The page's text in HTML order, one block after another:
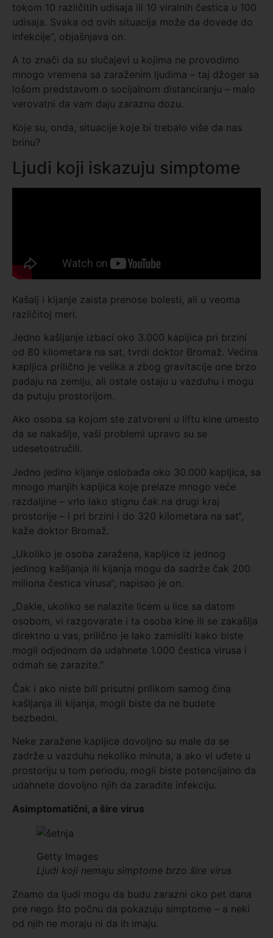
tokom 10 različitih udisaja ili 10 viralnih čestica u 100
udisaja. Svaka od ovih situacija može da dovede do
infekcije“, objašnjava on.
A to znači da su slučajevi u kojima ne provodimo
mnogo vremena sa zaraženim ljudima – taj džoger sa
lošom predstavom o socijalnom distanciranju – malo
verovatni da vam daju zaraznu dozu.
Koje su, onda, situacije koje bi trebalo više da nas
brinu?
Ljudi koji iskazuju simptome
Kašalj i kijanje zaista prenose bolesti, ali u veoma
različitoj meri.
Jedno kašljanje izbaci oko 3.000 kapljica pri brzini
od 80 kilometara na sat, tvrdi doktor Bromaž. Većina
kapljica prilično je velika a zbog gravitacije one brzo
padaju na zemlju, ali ostale ostaju u vazduhu i mogu
da putuju prostorijom.
Ako osoba sa kojom ste zatvoreni u liftu kine umesto
da se nakašlje, vaši problemi upravo su se
udesetostručili.
Jedno jedino kijanje oslobađa oko 30.000 kapljica, sa
mnogo manjih kapljica koje prelaze mnogo veće
razdaljine – vrlo lako stignu čak na drugi kraj
prostorije – i pri brzini i do 320 kilometara na sat“,
kaže doktor Bromaž.
„Ukoliko je osoba zaražena, kapljice iz jednog
jedinog kašljanja ili kijanja mogu da sadrže čak 200
miliona čestica virusa“, napisao je on.
„Dakle, ukoliko se nalazite licem u lice sa datom
osobom, vi razgovarate i ta osoba kine ili se zakašlja
direktno u vas, prilično je lako zamisliti kako biste
mogli odjednom da udahnete 1.000 čestica virusa i
odmah se zarazite.“
Čak i ako niste bili prisutni prilikom samog čina
kašljanja ili kijanja, mogli biste da ne budete
bezbedni.
Neke zaražene kapljice dovoljno su male da se
zadrže u vazduhu nekoliko minuta, a ako vi uđete u
prostoriju u tom periodu, mogli biste potencijalno da
udahnete dovoljno njih da zaradite infekciju.
Asimptomatični, a šire virus
Getty Images
Ljudi koji nemaju simptome brzo šire virus
Znamo da ljudi mogu da budu zarazni oko pet dana
pre nego što počnu da pokazuju simptome – a neki
od njih ne moraju ni da ih imaju.